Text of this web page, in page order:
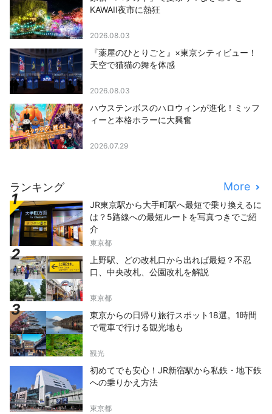
KAWAII夜市に熱狂
2026.08.03
『薬屋のひとりごと』×東京シティビュー！
天空で猫猫の舞を体感
2026.08.03
ハウステンボスのハロウィンが進化！ミッフ
ィーと本格ホラーに大興奮
2026.07.29
ランキング More
JR東京駅から大手町駅へ最短で乗り換えるに
は？5路線への最短ルートを写真つきでご紹
介
東京都
上野駅、どの改札口から出れば最短？不忍
口、中央改札、公園改札を解説
東京都
東京からの日帰り旅行スポット18選。1時間
で電車で行ける観光地も
観光
初めてでも安心！JR新宿駅から私鉄・地下鉄
への乗りかえ方法
東京都